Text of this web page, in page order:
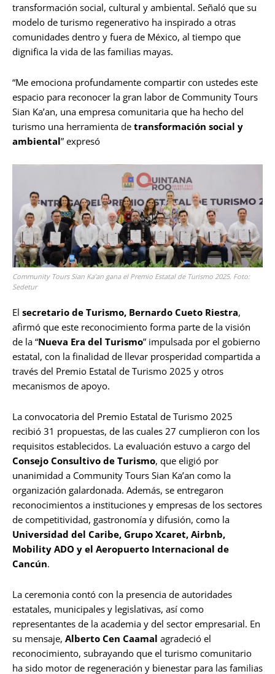
transformación social, cultural y ambiental. Señaló que su
modelo de turismo regenerativo ha inspirado a otras
comunidades dentro y fuera de México, al tiempo que
dignifica la vida de las familias mayas.
“Me emociona profundamente compartir con ustedes este
espacio para reconocer la gran labor de Community Tours
Sian Ka’an, una empresa comunitaria que ha hecho del
turismo una herramienta de transformación social y
ambiental” expresó
Community Tours Sian Ka’an gana el Premio Estatal de Turismo 2025. Foto:
Sedetur
El secretario de Turismo, Bernardo Cueto Riestra,
afirmó que este reconocimiento forma parte de la visión
de la “Nueva Era del Turismo” impulsada por el gobierno
estatal, con la finalidad de llevar prosperidad compartida a
través del Premio Estatal de Turismo 2025 y otros
mecanismos de apoyo.
La convocatoria del Premio Estatal de Turismo 2025
recibió 31 propuestas, de las cuales 27 cumplieron con los
requisitos establecidos. La evaluación estuvo a cargo del
Consejo Consultivo de Turismo, que eligió por
unanimidad a Community Tours Sian Ka’an como la
organización galardonada. Además, se entregaron
reconocimientos a instituciones y empresas de los sectores
de competitividad, gastronomía y difusión, como la
Universidad del Caribe, Grupo Xcaret, Airbnb,
Mobility ADO y el Aeropuerto Internacional de
Cancún.
La ceremonia contó con la presencia de autoridades
estatales, municipales y legislativas, así como
representantes de la academia y del sector empresarial. En
su mensaje, Alberto Cen Caamal agradeció el
reconocimiento, subrayando que el turismo comunitario
ha sido motor de regeneración y bienestar para las familias